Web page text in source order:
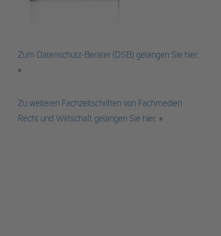
Zum Datenschutz-Berater (DSB) gelangen Sie hier.
»
Zu weiteren Fachzeitschriften von Fachmedien
Recht und Wirtschaft gelangen Sie hier. »